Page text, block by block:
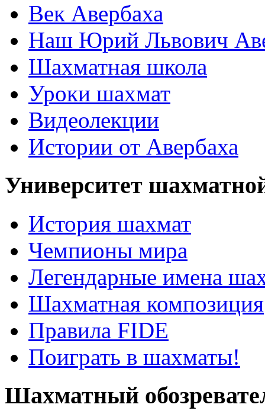
Век Авербаха
Наш Юрий Львович
Шахматная школа
Уроки шахмат
Видеолекции
Истории от Авербаха
Университет
История шахмат
Чемпионы мира
Легендарные имена
Шахматная композиция
Правила FIDE
Поиграть в шахматы!
Шахматный